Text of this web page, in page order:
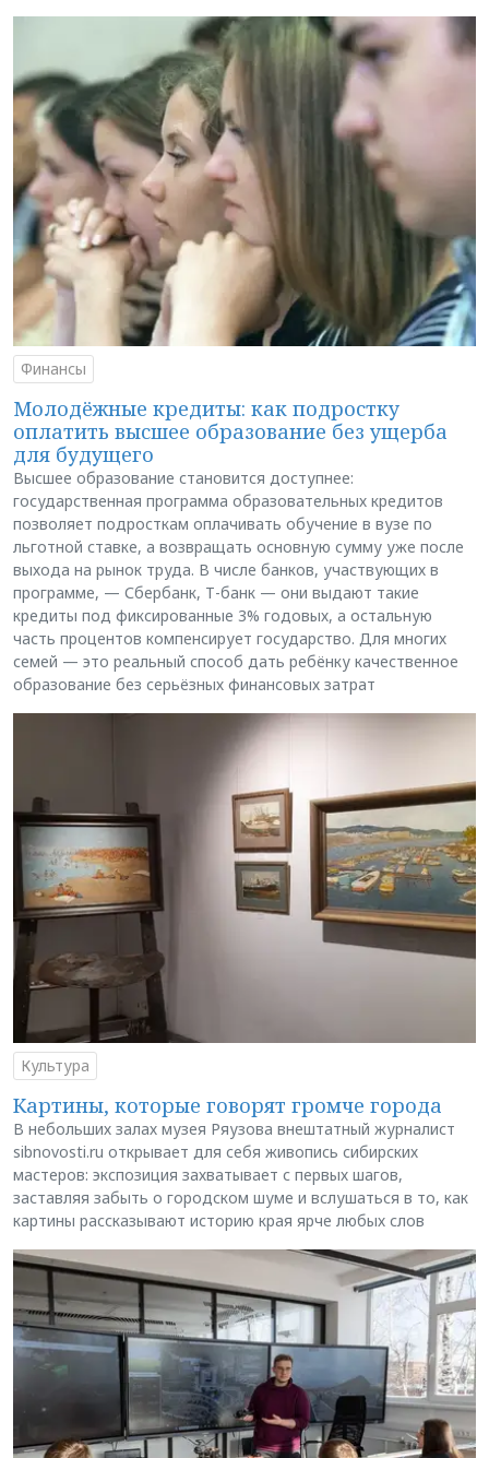
Финансы
Молодёжные кредиты: как подростку
оплатить высшее образование без ущерба
для будущего
Высшее образование становится доступнее:
государственная программа образовательных кредитов
позволяет подросткам оплачивать обучение в вузе по
льготной ставке, а возвращать основную сумму уже после
выхода на рынок труда. В числе банков, участвующих в
программе, — Сбербанк, Т-банк — они выдают такие
кредиты под фиксированные 3% годовых, а остальную
часть процентов компенсирует государство. Для многих
семей — это реальный способ дать ребёнку качественное
образование без серьёзных финансовых затрат
Культура
Картины, которые говорят громче города
В небольших залах музея Ряузова внештатный журналист
sibnovosti.ru открывает для себя живопись сибирских
мастеров: экспозиция захватывает с первых шагов,
заставляя забыть о городском шуме и вслушаться в то, как
картины рассказывают историю края ярче любых слов